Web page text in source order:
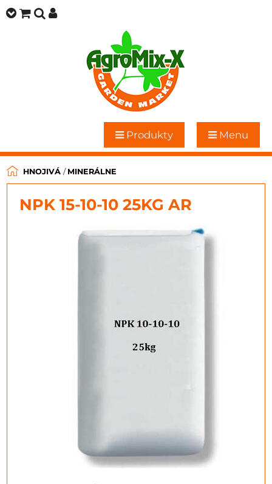
Produkty Menu
HNOJIVÁ / MINERÁLNE
NPK 15-10-10 25KG AR